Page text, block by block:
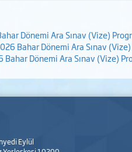
Dönemi Ara Sınav (Vize)
Bahar Dönemi Ara Sınav
Dönemi Ara Sınav (Vize)
Eylül